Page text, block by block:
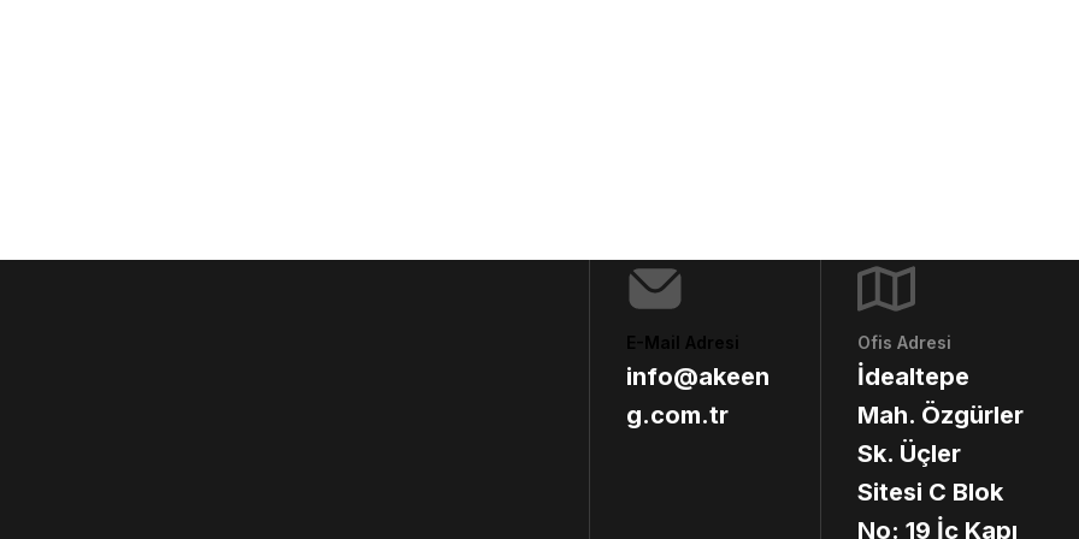
E-Mail Adresi
info@akeen
g.com.tr
Ofis Adresi
İdealtepe
Mah. Özgürler
Sk. Üçler
Sitesi C Blok
No: 19 İç Kapı